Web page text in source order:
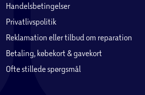
Handelsbetingelser
Privatlivspolitik
Reklamation eller tilbud om reparation
Betaling, købekort & gavekort
Ofte stillede spørgsmål